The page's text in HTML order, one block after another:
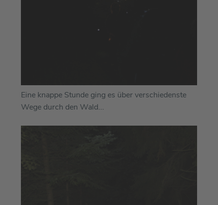
Eine knappe Stunde ging es über verschiedenste
Wege durch den Wald...